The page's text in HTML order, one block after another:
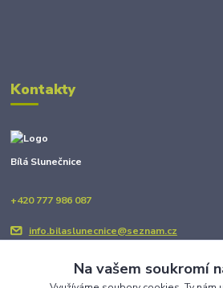
Kontakty
Bílá Slunečnice
+420 777 986 087
info.bilaslunecnice@seznam.cz
Na vašem soukromí